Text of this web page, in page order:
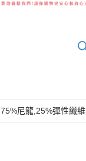
75%尼龍,25%彈性纖維